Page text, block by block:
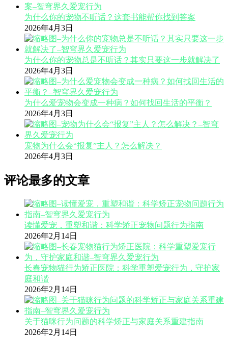
为什么你的宠物不听话？这套书能帮你找到答案
2026年4月3日
为什么你的宠物总是不听话？其实只要这一步就解决了
2026年4月3日
为什么爱宠物会变成一种病？如何找回生活的平衡？
2026年4月3日
宠物为什么会“报复”主人？怎么解决？
2026年4月3日
评论最多的文章
读懂爱宠，重塑和谐：科学矫正宠物问题行为指南
2026年2月14日
长春宠物猫行为矫正医院：科学重塑爱宠行为，守护家
庭和谐
2026年2月14日
关于猫咪行为问题的科学矫正与家庭关系重建指南
2026年2月14日